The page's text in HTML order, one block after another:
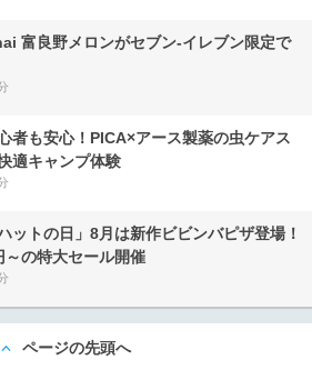
富良野メロンがセブン‐イレブン限定で
者も安心！PICA×アース製薬の虫ケアス
適キャンプ体験
ットの日」8月は新作ビビンバピザ登場！
～の特大セール開催
ページの先頭へ